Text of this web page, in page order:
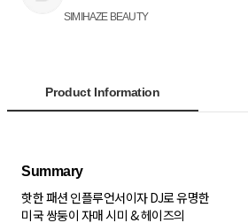
SIMIHAZE BEAUTY
Product Information
Summary
핫한 패션 인플루언서이자 DJ로 유명한
미국 쌍둥이 자매 시미 & 헤이즈의